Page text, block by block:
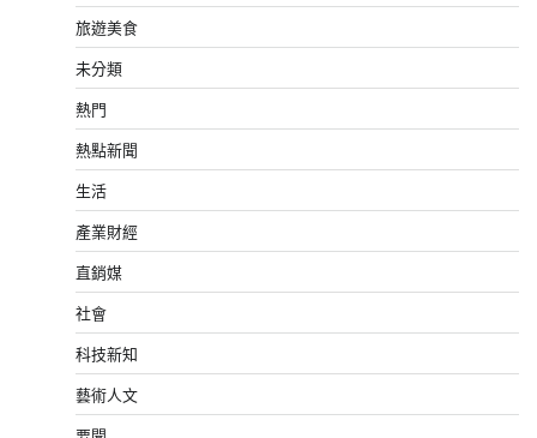
旅遊美食
未分類
熱門
熱點新聞
生活
產業財經
直銷媒
社會
科技新知
藝術人文